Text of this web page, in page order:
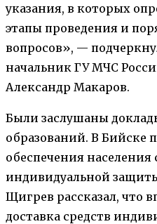
указания, в которых
этапы проведения и
вопросов», —
начальник ГУ МЧС
Александр Макаров.
Были заслушаны
образований. В Бийске
обеспечения населения
индивидуальной
Щигрев рассказал, что
доставка средств